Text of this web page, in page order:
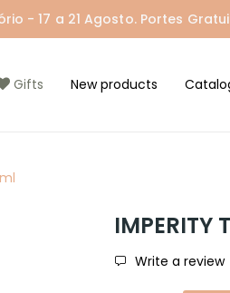
- 17 a 21 Agosto. Portes
Gifts New products
Write a review